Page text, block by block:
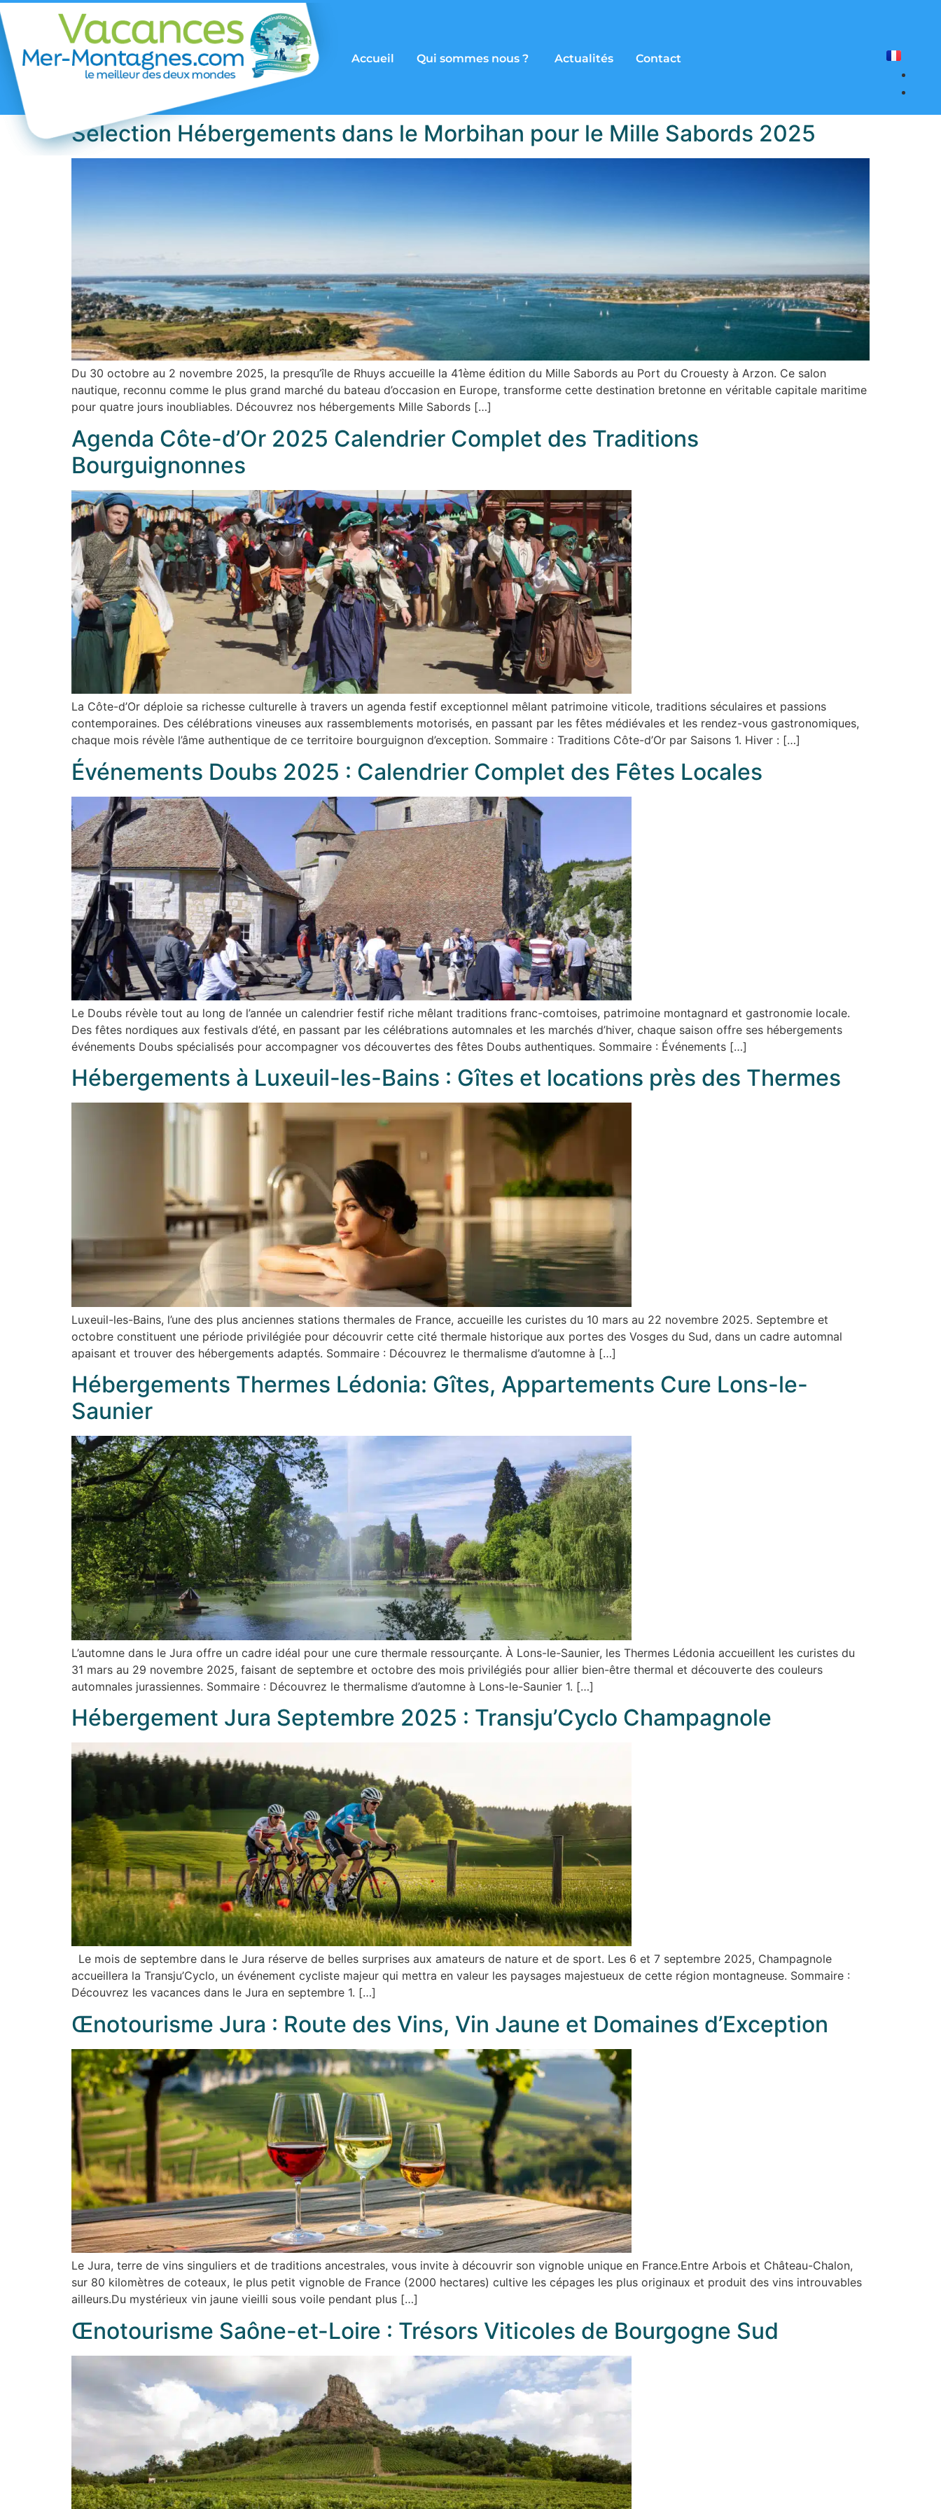
Accueil Qui sommes nous ? Actualités Contact
Sélection Hébergements dans le Morbihan pour le Mille Sabords 2025
Du 30 octobre au 2 novembre 2025, la presqu’île de Rhuys accueille la 41ème édition du Mille Sabords au Port du Crouesty à Arzon. Ce salon
nautique, reconnu comme le plus grand marché du bateau d’occasion en Europe, transforme cette destination bretonne en véritable capitale maritime
pour quatre jours inoubliables. Découvrez nos hébergements Mille Sabords […]
Agenda Côte-d’Or 2025 Calendrier Complet des Traditions
Bourguignonnes
La Côte-d’Or déploie sa richesse culturelle à travers un agenda festif exceptionnel mêlant patrimoine viticole, traditions séculaires et passions
contemporaines. Des célébrations vineuses aux rassemblements motorisés, en passant par les fêtes médiévales et les rendez-vous gastronomiques,
chaque mois révèle l’âme authentique de ce territoire bourguignon d’exception. Sommaire : Traditions Côte-d’Or par Saisons 1. Hiver : […]
Événements Doubs 2025 : Calendrier Complet des Fêtes Locales
Le Doubs révèle tout au long de l’année un calendrier festif riche mêlant traditions franc-comtoises, patrimoine montagnard et gastronomie locale.
Des fêtes nordiques aux festivals d’été, en passant par les célébrations automnales et les marchés d’hiver, chaque saison offre ses hébergements
événements Doubs spécialisés pour accompagner vos découvertes des fêtes Doubs authentiques. Sommaire : Événements […]
Hébergements à Luxeuil-les-Bains : Gîtes et locations près des Thermes
Luxeuil-les-Bains, l’une des plus anciennes stations thermales de France, accueille les curistes du 10 mars au 22 novembre 2025. Septembre et
octobre constituent une période privilégiée pour découvrir cette cité thermale historique aux portes des Vosges du Sud, dans un cadre automnal
apaisant et trouver des hébergements adaptés. Sommaire : Découvrez le thermalisme d’automne à […]
Hébergements Thermes Lédonia: Gîtes, Appartements Cure Lons-le-
Saunier
L’automne dans le Jura offre un cadre idéal pour une cure thermale ressourçante. À Lons-le-Saunier, les Thermes Lédonia accueillent les curistes du
31 mars au 29 novembre 2025, faisant de septembre et octobre des mois privilégiés pour allier bien-être thermal et découverte des couleurs
automnales jurassiennes. Sommaire : Découvrez le thermalisme d’automne à Lons-le-Saunier 1. […]
Hébergement Jura Septembre 2025 : Transju’Cyclo Champagnole
Le mois de septembre dans le Jura réserve de belles surprises aux amateurs de nature et de sport. Les 6 et 7 septembre 2025, Champagnole
accueillera la Transju’Cyclo, un événement cycliste majeur qui mettra en valeur les paysages majestueux de cette région montagneuse. Sommaire :
Découvrez les vacances dans le Jura en septembre 1. […]
Œnotourisme Jura : Route des Vins, Vin Jaune et Domaines d’Exception
Le Jura, terre de vins singuliers et de traditions ancestrales, vous invite à découvrir son vignoble unique en France.Entre Arbois et Château-Chalon,
sur 80 kilomètres de coteaux, le plus petit vignoble de France (2000 hectares) cultive les cépages les plus originaux et produit des vins introuvables
ailleurs.Du mystérieux vin jaune vieilli sous voile pendant plus […]
Œnotourisme Saône-et-Loire : Trésors Viticoles de Bourgogne Sud